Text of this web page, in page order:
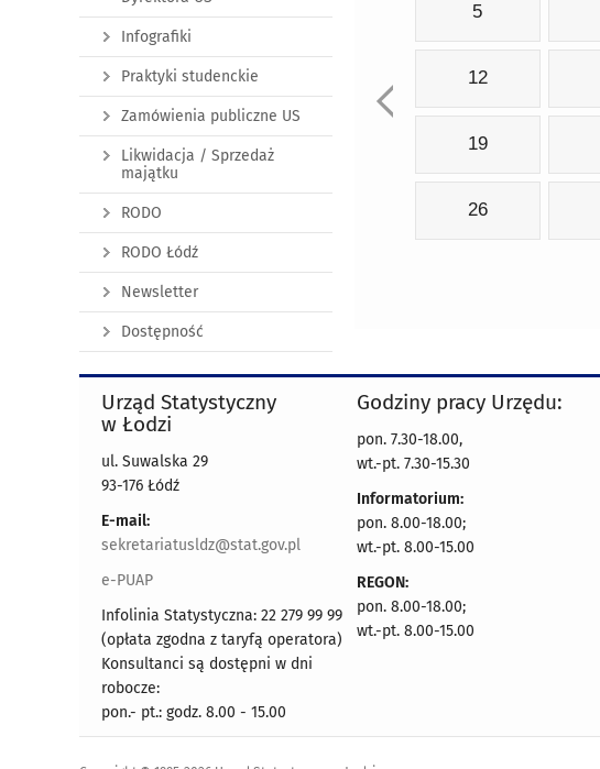
5
12
19
26
Infografiki
Praktyki studenckie
Zamówienia publiczne US
Likwidacja / Sprzedaż
majątku
RODO
RODO Łódź
Newsletter
Dostępność
Urząd Statystyczny
w Łodzi
ul. Suwalska 29
93-176 Łódź
E-mail:
sekretariatusldz@stat.gov.pl
e-PUAP
Infolinia Statystyczna: 22 279 99 99
(opłata zgodna z taryfą operatora)
Konsultanci są dostępni w dni
robocze:
pon.- pt.: godz. 8.00 - 15.00
Godziny pracy Urzędu:
pon. 7.30-18.00,
wt.-pt. 7.30-15.30
Informatorium:
pon. 8.00-18.00;
wt.-pt. 8.00-15.00
REGON:
pon. 8.00-18.00;
wt.-pt. 8.00-15.00